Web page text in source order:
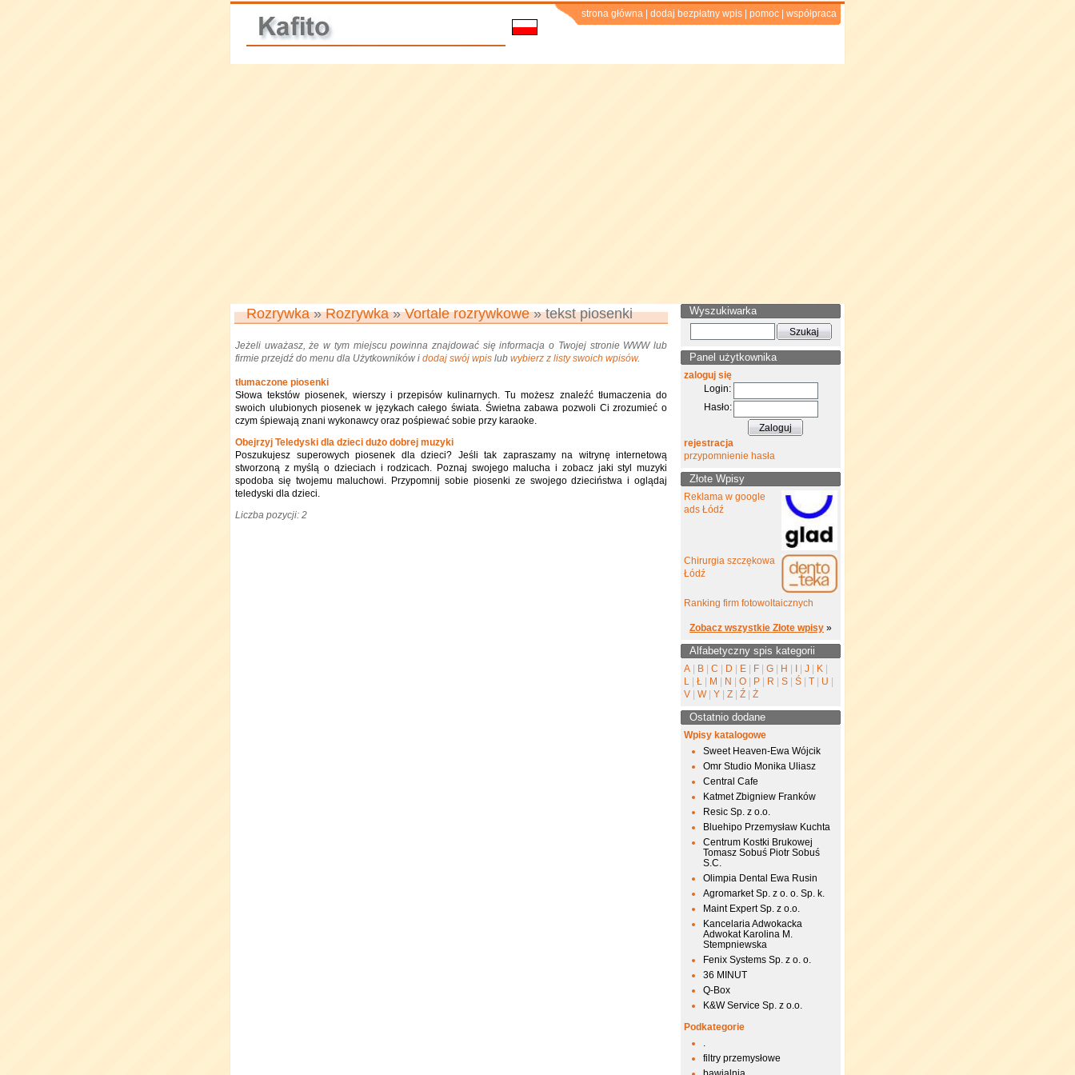
strona główna dodaj bezpłatny wpis pomoc współpraca
Rozrywka»Rozrywka»Vortale rozrywkowe» tekst piosenki
Jeżeli uważasz, że w tym miejscu powinna znajdować się informacja o Twojej stronie WWW lub
firmie przejdź do menu dla Użytkowników i dodaj swój wpis lub wybierz z listy swoich wpisów.
tłumaczone piosenki
Słowa tekstów piosenek, wierszy i przepisów kulinarnych. Tu możesz znaleźć tłumaczenia do
swoich ulubionych piosenek w językach całego świata. Świetna zabawa pozwoli Ci zrozumieć o
czym śpiewają znani wykonawcy oraz pośpiewać sobie przy karaoke.
Obejrzyj Teledyski dla dzieci dużo dobrej muzyki
Poszukujesz superowych piosenek dla dzieci? Jeśli tak zapraszamy na witrynę internetową
stworzoną z myślą o dzieciach i rodzicach. Poznaj swojego malucha i zobacz jaki styl muzyki
spodoba się twojemu maluchowi. Przypomnij sobie piosenki ze swojego dzieciństwa i oglądaj
teledyski dla dzieci.
Liczba pozycji: 2
Wyszukiwarka
Panel użytkownika
zaloguj się
Login:
Hasło:
rejestracja
przypomnienie hasła
Złote Wpisy
Reklama w google
ads Łódź
Chirurgia szczękowa
Łódź
Ranking firm fotowoltaicznych
Zobacz wszystkie Złote wpisy »
Alfabetyczny spis kategorii
A B C D E F G H J K
L
Ł M N O P R S Ś T U
V
W Y Z Ź Ż
Ostatnio dodane
Wpisy katalogowe
Sweet Heaven-Ewa Wójcik
Omr Studio Monika Uliasz
Central Cafe
Katmet Zbigniew Franków
Resic Sp. z o.o.
Bluehipo Przemysław Kuchta
Centrum Kostki Brukowej
Tomasz Sobuś Piotr Sobuś
S.C.
Olimpia Dental Ewa Rusin
Agromarket Sp. z o. o. Sp. k.
Maint Expert Sp. z o.o.
Kancelaria Adwokacka
Adwokat Karolina M.
Stempniewska
Fenix Systems Sp. z o. o.
36 MINUT
Q-Box
K&W Service Sp. z o.o.
Podkategorie
.
filtry przemysłowe